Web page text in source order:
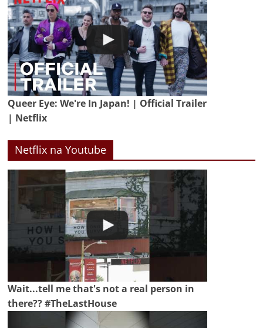
Queer Eye: We're In Japan! | Official Trailer
| Netflix
Netflix na Youtube
Wait...tell me that's not a real person in
there?? #TheLastHouse